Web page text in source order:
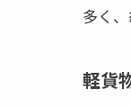
多く
軽貨